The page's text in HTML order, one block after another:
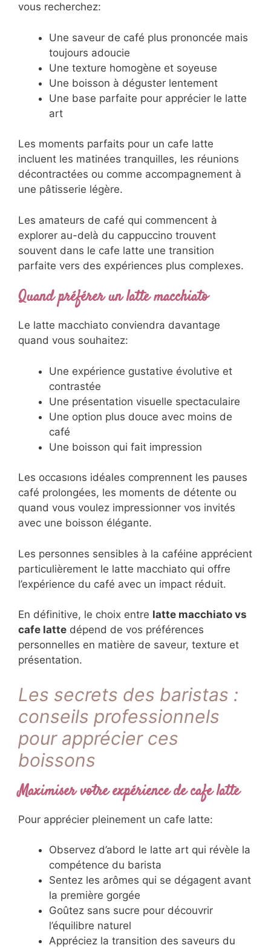
vous recherchez:
Une saveur de café plus prononcée mais
toujours adoucie
Une texture homogène et soyeuse
Une boisson à déguster lentement
Une base parfaite pour apprécier le latte
art
Les moments parfaits pour un cafe latte
incluent les matinées tranquilles, les réunions
décontractées ou comme accompagnement à
une pâtisserie légère.
Les amateurs de café qui commencent à
explorer au-delà du cappuccino trouvent
souvent dans le cafe latte une transition
parfaite vers des expériences plus complexes.
Quand préférer un latte macchiato
Le latte macchiato conviendra davantage
quand vous souhaitez:
Une expérience gustative évolutive et
contrastée
Une présentation visuelle spectaculaire
Une option plus douce avec moins de
café
Une boisson qui fait impression
Les occasıons idéales comprennent les pauses
café prolongées, les moments de détente ou
quand vous voulez impressionner vos invités
avec une boisson élégante.
Les personnes sensibles à la caféine apprécient
particulièrement le latte macchiato qui offre
l’expérience du café avec un impact réduit.
En définitive, le choix entre latte macchiato vs
cafe latte dépend de vos préférences
personnelles en matière de saveur, texture et
présentation.
Les secrets des baristas :
conseils professionnels
pour apprécier ces
boissons
Maximiser votre expérience de cafe latte
Pour apprécier pleinement un cafe latte:
Observez d’abord le latte art qui révèle la
compétence du barista
Sentez les arômes qui se dégagent avant
la première gorgée
Goûtez sans sucre pour découvrir
l’équilibre naturel
Appréciez la transition des saveurs du